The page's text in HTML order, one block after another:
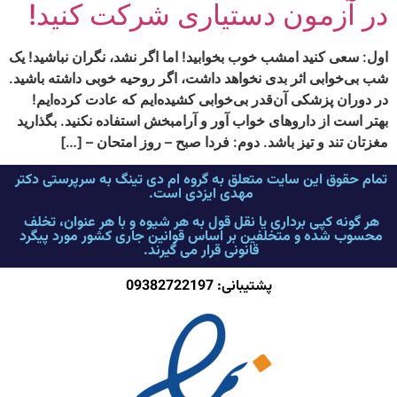
در آزمون دستیاری شرکت کنید!
اول: سعی کنید امشب خوب بخوابید! اما اگر نشد، نگران نباشید! یک
شب بی‌خوابی اثر بدی نخواهد داشت، اگر روحیه خوبی داشته باشید.
در دوران پزشکی آن‌قدر بی‌خوابی کشیده‌ایم که عادت کرده‌ایم!
بهتر است از داروهای خواب آور و آرامبخش استفاده نکنید. بگذارید
مغزتان تند و تیز باشد. دوم: فردا صبح – روز امتحان – […]
تمام حقوق این سایت متعلق به گروه ام دی تینگ به سرپرستی دکتر
مهدی ایزدی است.
هر گونه کپی برداری یا نقل قول به هر شیوه و با هر عنوان، تخلف
محسوب شده و متخلفین بر اساس قوانین جاری کشور مورد پیگرد
قانونی قرار می گیرند.
پشتیبانی: 09382722197